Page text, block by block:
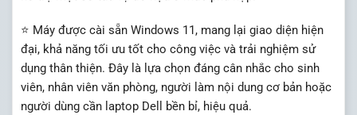
⭐ Máy được cài sẵn Windows 11, mang lại giao diện hiện
đại, khả năng tối ưu tốt cho công việc và trải nghiệm sử
dụng thân thiện. Đây là lựa chọn đáng cân nhắc cho sinh
viên, nhân viên văn phòng, người làm nội dung cơ bản hoặc
người dùng cần laptop Dell bền bỉ, hiệu quả.